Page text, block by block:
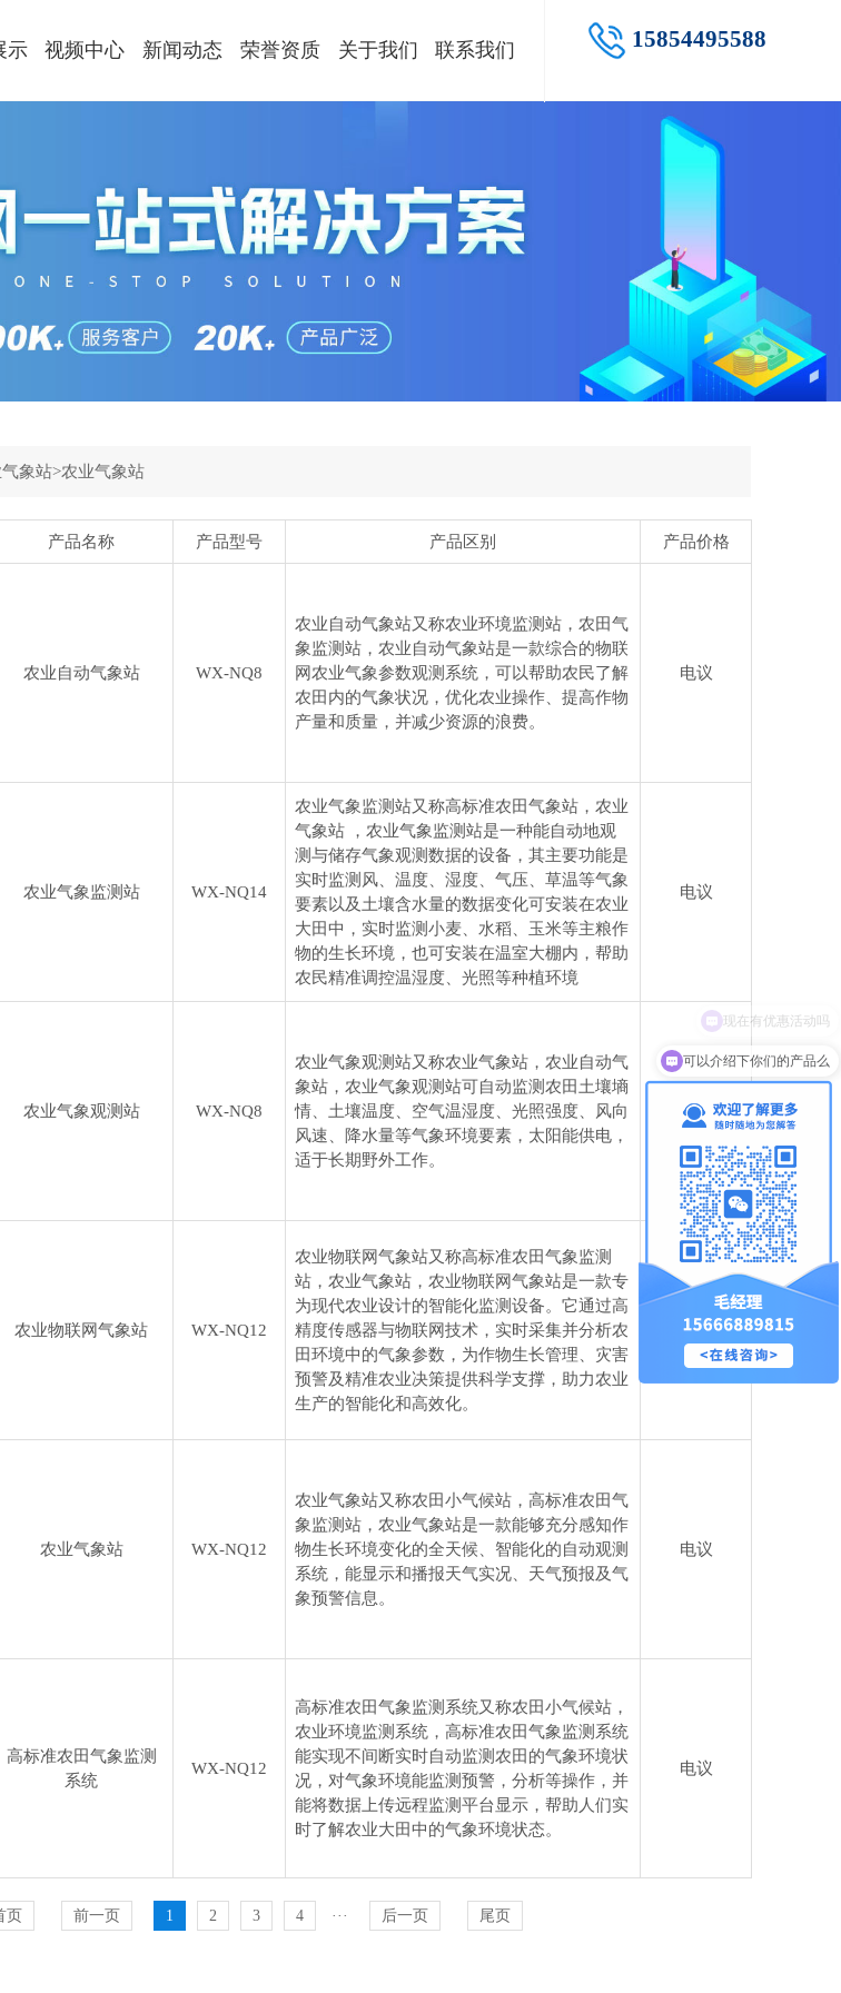
15854495588
示 视频中心 新闻动态 荣誉资质 关于我们 联系我们
象站>农业气象站
产品名称 产品型号 产品区别 产品价格
农业自动气象站 WX-NQ8
农业自动气象站又称农业环境监测站，农田气
象监测站，农业自动气象站是一款综合的物联
网农业气象参数观测系统，可以帮助农民了解
农田内的气象状况，优化农业操作、提高作物
产量和质量，并减少资源的浪费。
电议
农业气象监测站 WX-NQ14
农业气象监测站又称高标准农田气象站，农业
气象站 ，农业气象监测站是一种能自动地观
测与储存气象观测数据的设备，其主要功能是
实时监测风、温度、湿度、气压、草温等气象
要素以及土壤含水量的数据变化可安装在农业
大田中，实时监测小麦、水稻、玉米等主粮作
物的生长环境，也可安装在温室大棚内，帮助
农民精准调控温湿度、光照等种植环境
电议
农业气象观测站 WX-NQ8
农业气象观测站又称农业气象站，农业自动气
象站，农业气象观测站可自动监测农田土壤墒
情、土壤温度、空气温湿度、光照强度、风向
风速、降水量等气象环境要素，太阳能供电，
适于长期野外工作。
电议
农业物联网气象站 WX-NQ12
农业物联网气象站又称高标准农田气象监测
站，农业气象站，农业物联网气象站是一款专
为现代农业设计的智能化监测设备。它通过高
精度传感器与物联网技术，实时采集并分析农
田环境中的气象参数，为作物生长管理、灾害
预警及精准农业决策提供科学支撑，助力农业
生产的智能化和高效化。
电议
农业气象站 WX-NQ12
农业气象站又称农田小气候站，高标准农田气
象监测站，农业气象站是一款能够充分感知作
物生长环境变化的全天候、智能化的自动观测
系统，能显示和播报天气实况、天气预报及气
象预警信息。
电议
高标准农田气象监测
系统
WX-NQ12
高标准农田气象监测系统又称农田小气候站，
农业环境监测系统，高标准农田气象监测系统
能实现不间断实时自动监测农田的气象环境状
况，对气象环境能监测预警，分析等操作，并
能将数据上传远程监测平台显示，帮助人们实
时了解农业大田中的气象环境状态。
电议
页 前一页 1 2 3 4 ··· 后一页 尾页
可以介绍下你们的产品么